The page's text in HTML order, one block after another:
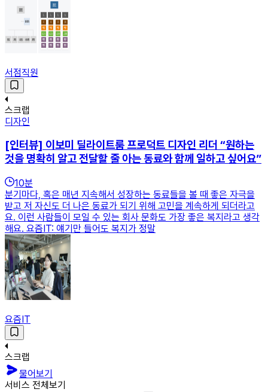
서점직원
스크랩
디자인
[인터뷰] 이보미 딜라이트룸 프로덕트 디자인 리더 “원하는
것을 명확히 알고 전달할 줄 아는 동료와 함께 일하고 싶어요”
10분
분기마다, 혹은 매년 지속해서 성장하는 동료들을 볼 때 좋은 자극을
받고 저 자신도 더 나은 동료가 되기 위해 고민을 계속하게 되더라고
요. 이런 사람들이 모일 수 있는 회사 문화도 가장 좋은 복지라고 생각
해요. 요즘IT: 얘기만 들어도 복지가 정말
요즘IT
스크랩
물어보기
서비스 전체보기